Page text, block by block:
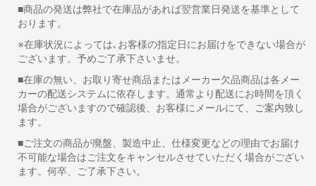
■商品の発送は弊社で在庫品があれば翌営業日発送を基準として
おります。
※在庫状況によっては､お客様の指定日にお届けをできない場合が
ございます。予めご了承下さいませ。
■在庫の無い、お取り寄せ商品またはメーカー欠品商品は各メー
カーの配送システムに依存します。通常より配送にお時間を頂く
場合がございますので確認後、お客様にメールにて、ご案内致し
ます。
■ご注文の商品が廃盤、製造中止、仕様変更などの理由でお届け
不可能な場合はご注文をキャンセルさせていただく場合がござい
ます。何卒、ご了承下さい。